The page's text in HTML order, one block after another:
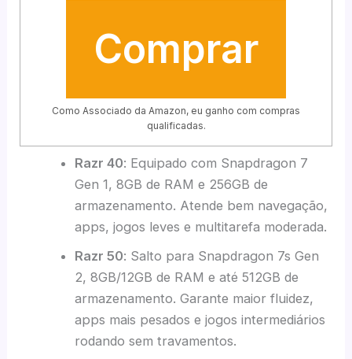
Comprar
Como Associado da Amazon, eu ganho com compras
qualificadas.
Razr 40: Equipado com Snapdragon 7
Gen 1, 8GB de RAM e 256GB de
armazenamento. Atende bem navegação,
apps, jogos leves e multitarefa moderada.
Razr 50: Salto para Snapdragon 7s Gen
2, 8GB/12GB de RAM e até 512GB de
armazenamento. Garante maior fluidez,
apps mais pesados e jogos intermediários
rodando sem travamentos.